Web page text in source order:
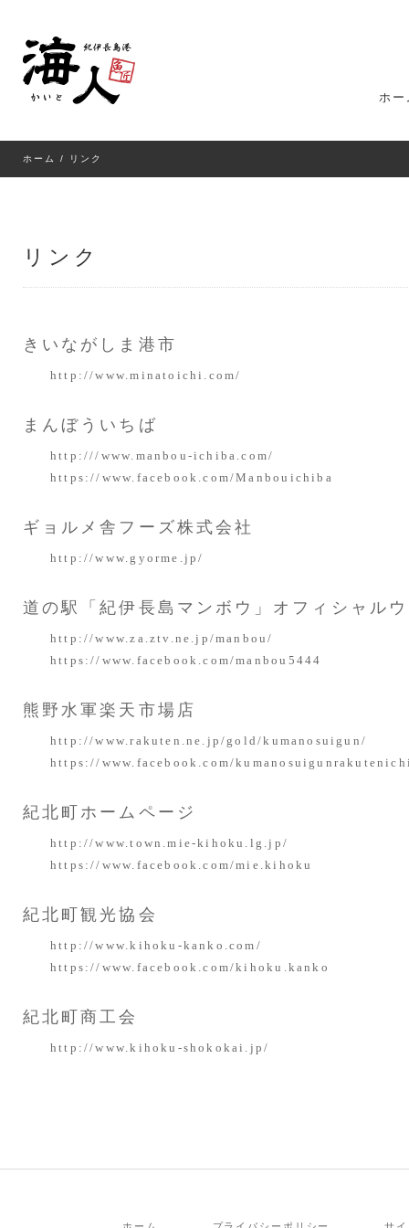
ホー
ホーム / リンク
リンク
きいながしま港市
http://www.minatoichi.com/
まんぼういちば
http:///www.manbou-ichiba.com/
https://www.facebook.com/Manbouichiba
ギョルメ舎フーズ株式会社
http://www.gyorme.jp/
道の駅「紀伊長島マンボウ」オフィシャル
http://www.za.ztv.ne.jp/manbou/
https://www.facebook.com/manbou5444
熊野水軍楽天市場店
http://www.rakuten.ne.jp/gold/kumanosuigun/
https://www.facebook.com/
紀北町ホームページ
http://www.town.mie-kihoku.lg.jp/
https://www.facebook.com/mie.kihoku
紀北町観光協会
http://www.kihoku-kanko.com/
https://www.facebook.com/kihoku.kanko
紀北町商工会
http://www.kihoku-shokokai.jp/